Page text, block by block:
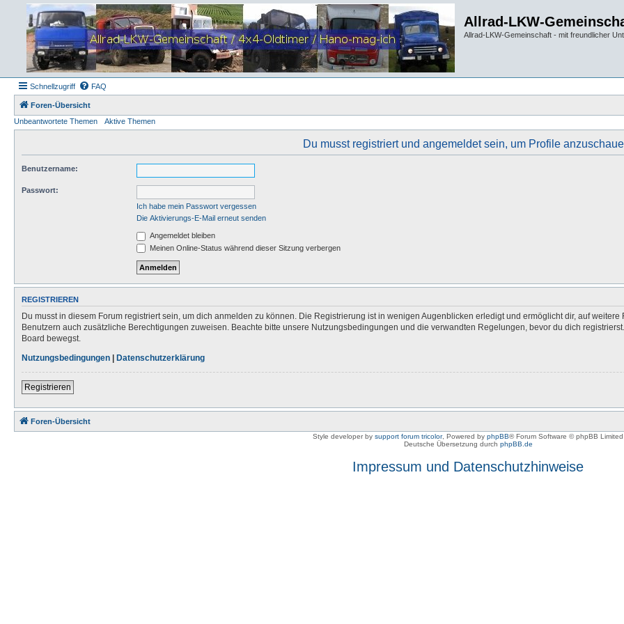
Allrad-LKW-
Allrad-LKW-Gemeinschaft - mit freundlicher
Schnellzugriff FAQ
Foren-Übersicht
Unbeantwortete Themen
Aktive Themen
Du musst registriert und angemeldet sein, um Profile
Benutzername:
Passwort:
Ich habe mein Passwort vergessen
Die Aktivierungs-E-Mail erneut senden
Angemeldet bleiben
Meinen Online-Status während dieser Sitzung verbergen
REGISTRIEREN
Du musst in diesem Forum registriert sein, um dich anmelden zu können. Die Registrierung ist in wenigen Augenblicken erledigt und ermöglicht dir, auf
Benutzern auch zusätzliche Berechtigungen zuweisen. Beachte bitte unsere Nutzungsbedingungen und die verwandten Regelungen, bevor du dich
Board bewegst.
Nutzungsbedingungen | Datenschutzerklärung
Registrieren
Foren-Übersicht
Style developer by support forum tricolor, Powered by phpBB® Forum Software © phpBB Limited
Deutsche Übersetzung durch phpBB.de
Impressum und Datenschutzhinweise